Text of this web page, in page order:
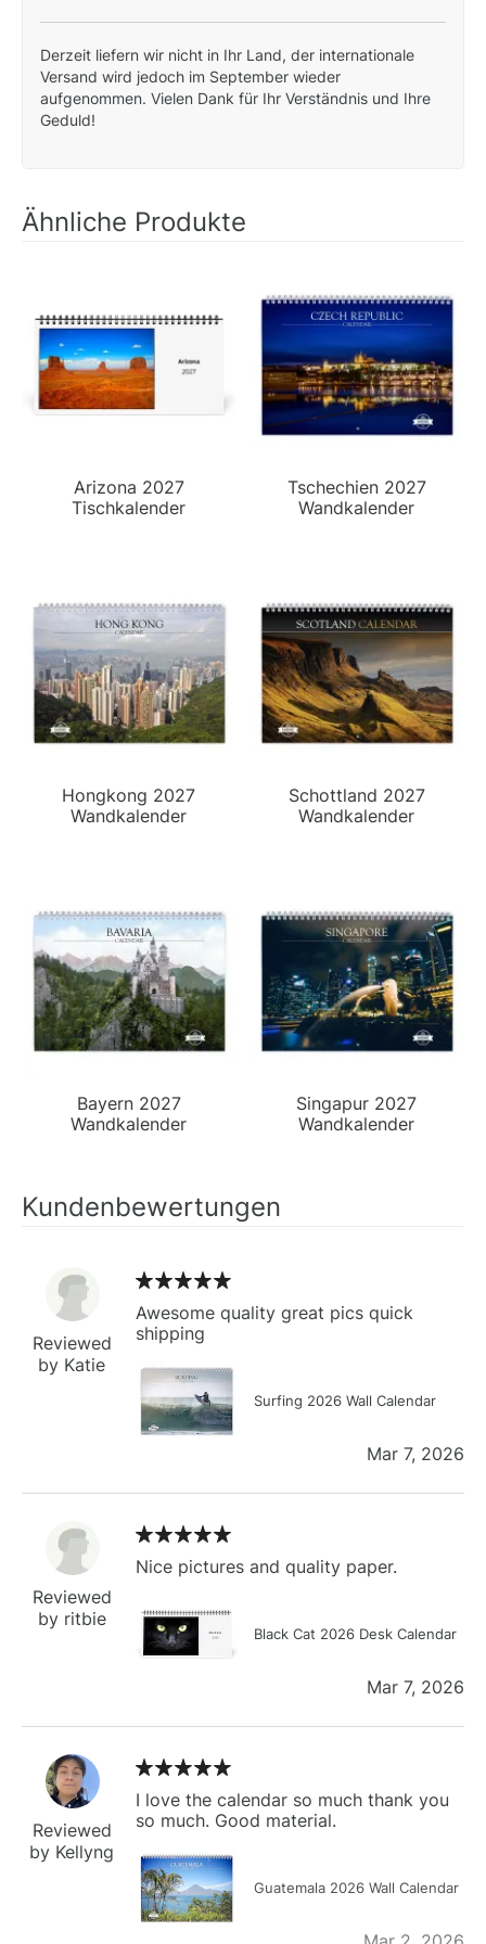
Derzeit liefern wir nicht in Ihr Land, der internationale
Versand wird jedoch im September wieder
aufgenommen. Vielen Dank für Ihr Verständnis und Ihre
Geduld!
Ähnliche Produkte
Arizona 2027
Tischkalender
Tschechien 2027
Wandkalender
Hongkong 2027
Wandkalender
Schottland 2027
Wandkalender
Bayern 2027
Wandkalender
Singapur 2027
Wandkalender
Kundenbewertungen
Reviewed
by Katie
Awesome quality great pics quick
shipping
Surfing 2026 Wall Calendar
Mar 7, 2026
Reviewed
by ritbie
Nice pictures and quality paper.
Black Cat 2026 Desk Calendar
Mar 7, 2026
Reviewed
by Kellyng
I love the calendar so much thank you
so much. Good material.
Guatemala 2026 Wall Calendar